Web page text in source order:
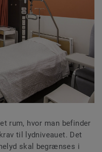
rum, hvor man befinder
til lydniveauet. Det
skal begrænses i